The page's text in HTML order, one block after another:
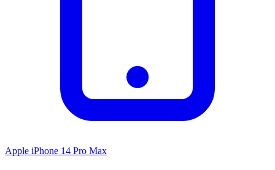
Apple iPhone 14 Pro Max